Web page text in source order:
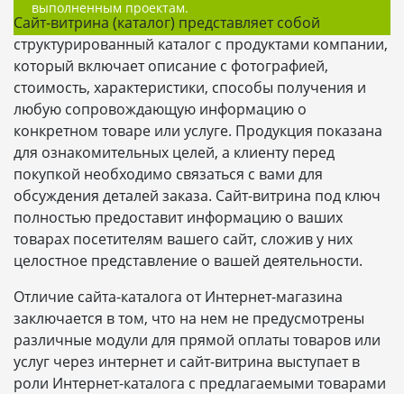
выполненным проектам.
Сайт-витрина (каталог) представляет собой
структурированный каталог с продуктами компании,
который включает описание с фотографией,
стоимость, характеристики, способы получения и
любую сопровождающую информацию о
конкретном товаре или услуге. Продукция показана
для ознакомительных целей, а клиенту перед
покупкой необходимо связаться с вами для
обсуждения деталей заказа. Сайт-витрина под ключ
полностью предоставит информацию о ваших
товарах посетителям вашего сайт, сложив у них
целостное представление о вашей деятельности.
Отличие сайта-каталога от Интернет-магазина
заключается в том, что на нем не предусмотрены
различные модули для прямой оплаты товаров или
услуг через интернет и сайт-витрина выступает в
роли Интернет-каталога с предлагаемыми товарами